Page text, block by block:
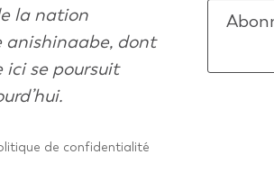
la nation
anishinaabe, dont
ici se poursuit
de confidentialité